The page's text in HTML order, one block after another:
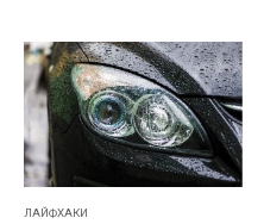
ЛАЙФХАКИ